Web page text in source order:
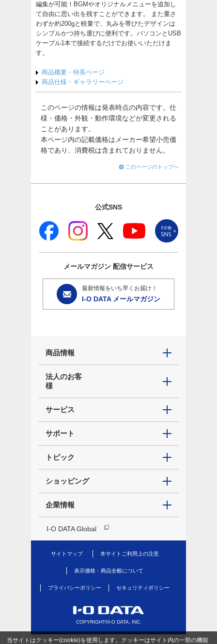
編集が可能！BGMやオリジナルメニューを追加し
て自由に思い出を残すことができます。 また重さ
わずか約200gと軽量で、丸みを帯びたデザインは
シンプルかつ持ち運びに便利です。パソコンとUSB
ケーブル1本で接続するだけでお使いいただけま
す。
商品概要・特長ページ
商品仕様・ギャラリーページ
このページの情報は発表時点の内容です。仕
様・価格・外観・動作環境などが変更される
ことがあります。
本ページ内の記載価格はメーカー希望小売価
格であり、消費税は含まれておりません。
このページのトップへ
公式SNS
メールマガジン 配信サービス
最新情報をいち早くお届け！
I-O DATA メールマガジン
商品情報
法人のお客
様
サービス
サポート
トピック
ショッピング
企業情報
I-O DATA Global
サイトマップ 本サイトご利用上の注意
表示価格・商品全般について
プライバシーポリシー セキュリティポリシー
COPYRIGHT©I-O DATA, INC.
当サイトはクッキー(cookie)を使用します。クッキーはサイト内の一部の機能